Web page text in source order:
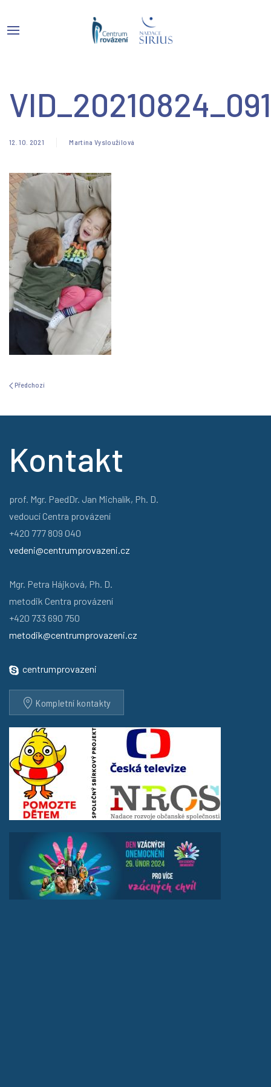
12. 10. 2021 Martina Vysloužilová
Předchozí
Kontakt
prof. Mgr. PaedDr. Jan Michalík, Ph. D.
vedoucí Centra provázení
+420 777 809 040
vedeni@centrumprovazeni.cz
Mgr. Petra Hájková, Ph. D.
metodik Centra provázení
+420 733 690 750
metodik@centrumprovazeni.cz
centrumprovazeni
Kompletní kontakty